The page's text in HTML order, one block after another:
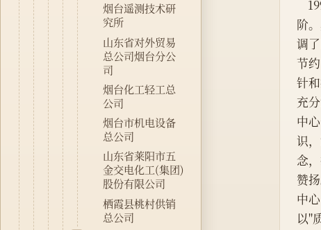
烟台遥测技术研
究所
山东省对外贸易
总公司烟台分公
司
烟台化工轻工总
公司
烟台市机电设备
总公司
山东省莱阳市五
金交电化工(集团)
股份有限公司
栖霞县桃村供销
总公司
阶
调
节
针
充
中
识
念
赞
中
以"